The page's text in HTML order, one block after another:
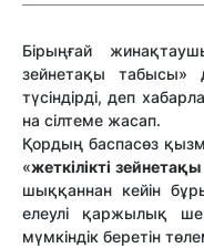
Бірыңғай
зейнетақы табысы»
түсіндірді, деп
на сілтеме жасап.
Қордың баспасөз
«жеткілікті
шыққаннан кейін
елеулі қаржылық
мүмкіндік беретін